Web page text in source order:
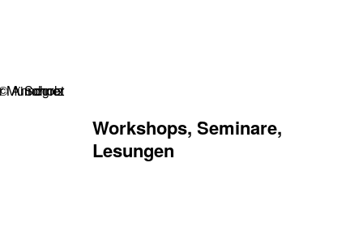
Workshops, Seminare,
Lesungen